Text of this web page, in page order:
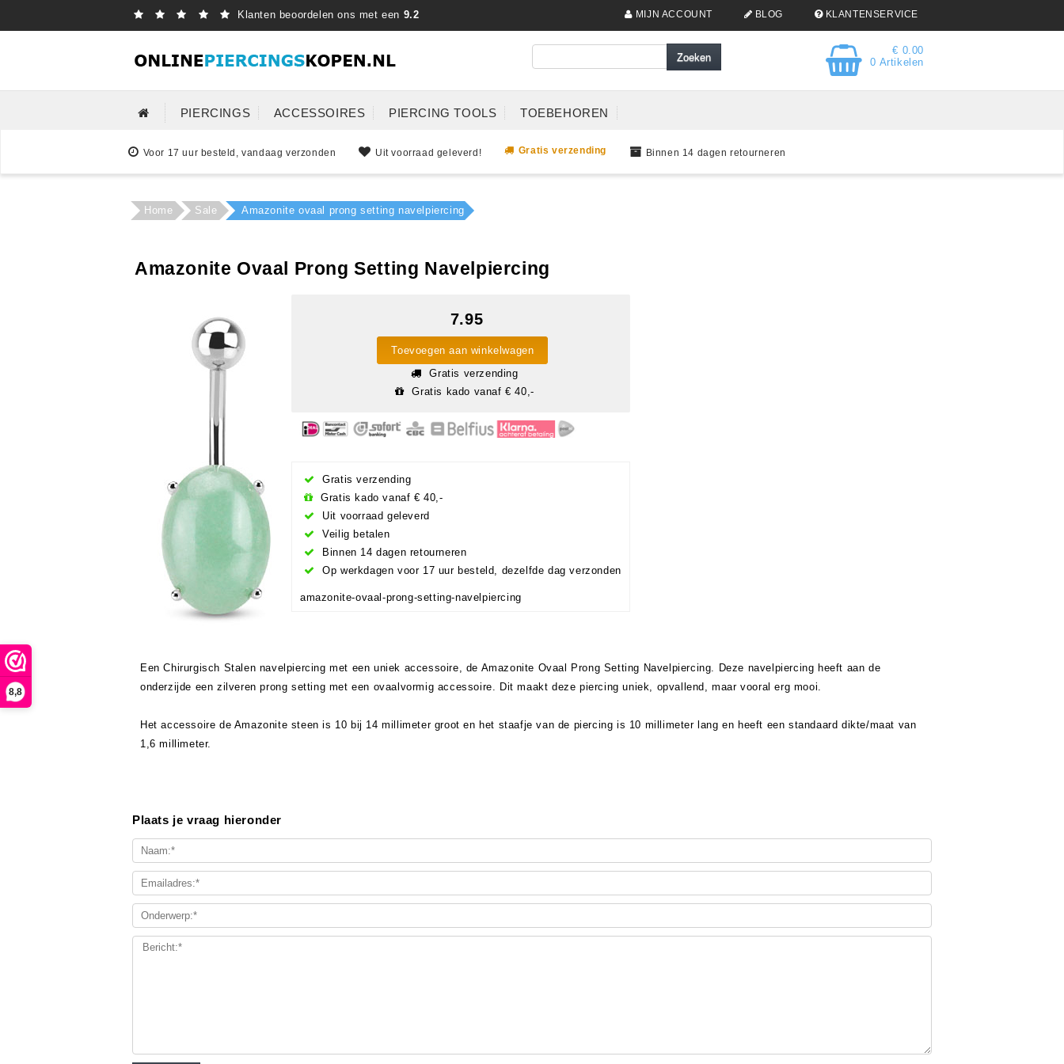
8,8
Klanten beoordelen ons met een 9.2 MIJN ACCOUNT BLOG KLANTENSERVICE
€ 0.00
0 Artikelen
PIERCINGS ACCESSOIRES PIERCING TOOLS TOEBEHOREN
Voor 17 uur besteld, vandaag verzonden Uit voorraad geleverd! Gratis verzending Binnen 14 dagen retourneren
Home Sale Amazonite ovaal prong setting navelpiercing
Amazonite Ovaal Prong Setting Navelpiercing
7.95
Toevoegen aan winkelwagen
Gratis verzending
Gratis kado vanaf € 40,-
Gratis verzending
Gratis kado vanaf € 40,-
Uit voorraad geleverd
Veilig betalen
Binnen 14 dagen retourneren
Op werkdagen voor 17 uur besteld, dezelfde dag verzonden
amazonite-ovaal-prong-setting-navelpiercing
Een Chirurgisch Stalen navelpiercing met een uniek accessoire, de Amazonite Ovaal Prong Setting Navelpiercing. Deze navelpiercing heeft aan de
onderzijde een zilveren prong setting met een ovaalvormig accessoire. Dit maakt deze piercing uniek, opvallend, maar vooral erg mooi.
Het accessoire de Amazonite steen is 10 bij 14 millimeter groot en het staafje van de piercing is 10 millimeter lang en heeft een standaard dikte/maat van
1,6 millimeter.
Plaats je vraag hieronder